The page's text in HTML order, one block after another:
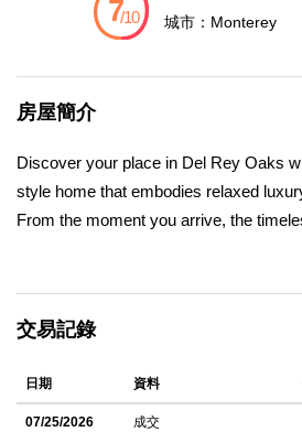
城市： Monterey
房屋簡介
Discover your place in Del Rey Oaks
style home that embodies relaxed
From the moment you arrive, the
The open, airy spaces invite gatherings
floor is devoted entirely to the primary
retreat. Expansive and serene, it
交易記錄
日期 資料
07/25/2026 成交